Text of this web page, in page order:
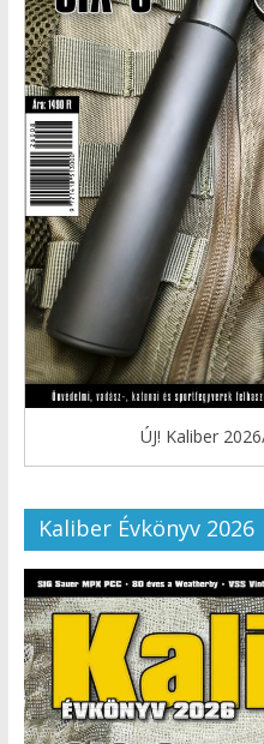
ÚJ! Kaliber
Kaliber Évkönyv 2026